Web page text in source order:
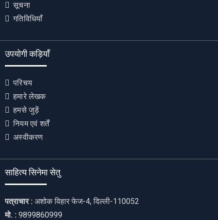
सूचना
गतिविधियाँ
उपयोगी कड़ियाँ
परिचय
हमारे लेखक
हमसे जुड़ें
नियम एवं शर्तें
अस्वीकरण
साहित्य सिनेमा सेतु
पत्राचार : अशोक विहार फेज-4, दिल्ली-110052
मो. : 9899860999